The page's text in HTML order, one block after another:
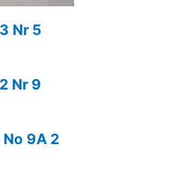
Nr 5
Nr 9
9A 2